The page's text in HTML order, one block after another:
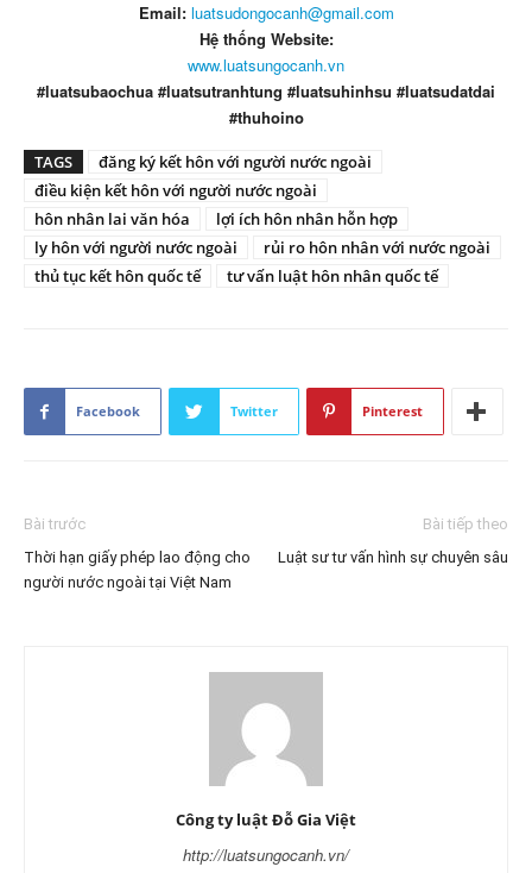
Email: luatsudongocanh@gmail.com
Hệ thống Website:
www.luatsungocanh.vn
#luatsubaochua #luatsutranhtung #luatsuhinhsu #luatsudatdai
#thuhoino
TAGS
đăng ký kết hôn với người nước ngoài
điều kiện kết hôn với người nước ngoài
hôn nhân lai văn hóa
lợi ích hôn nhân hỗn hợp
ly hôn với người nước ngoài
rủi ro hôn nhân với nước ngoài
thủ tục kết hôn quốc tế
tư vấn luật hôn nhân quốc tế
Facebook Twitter Pinterest
Bài trước
Thời hạn giấy phép lao động cho
người nước ngoài tại Việt Nam
Bài tiếp theo
Luật sư tư vấn hình sự chuyên sâu
Công ty luật Đỗ Gia Việt
http://luatsungocanh.vn/